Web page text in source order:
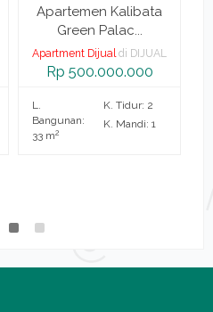
Apartemen Kalibata
Green Palac...
Apartment Dijual di DIJUAL
Rp 500.000.000
L.
Bangunan:
33 m2
K. Tidur: 2
K. Mandi: 1